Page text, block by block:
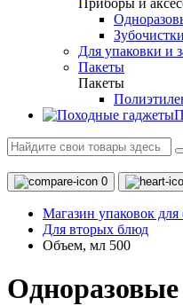
Приборы и
Для упаковки и
Пакеты
Пакеты
0
Магазин упаковок для
Для вторых блюд
Объем, мл 500